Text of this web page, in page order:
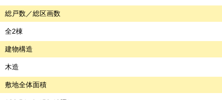
総戸数／総区画数
全2棟
建物構造
木造
敷地全体面積